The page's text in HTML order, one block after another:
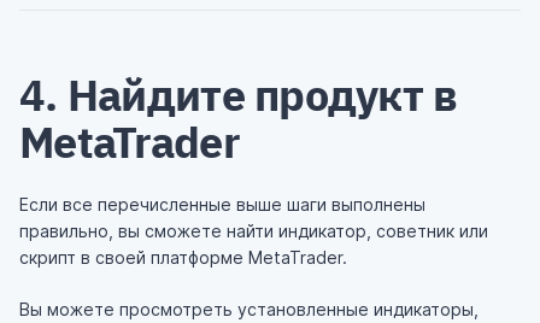
4. Найдите продукт в
MetaTrader
Если все перечисленные выше шаги выполнены
правильно, вы сможете найти индикатор, советник или
скрипт в своей платформе MetaTrader.
Вы можете просмотреть установленные индикаторы,